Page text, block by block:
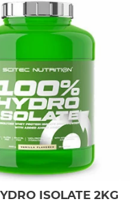
ISOLATE 2KG